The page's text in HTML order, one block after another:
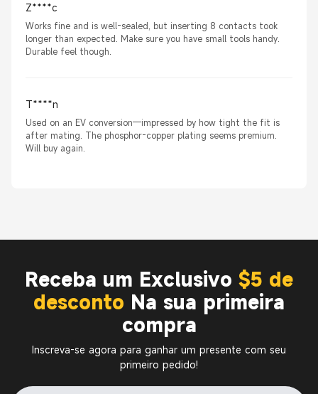
Z****c
Works fine and is well-sealed, but inserting 8 contacts took
longer than expected. Make sure you have small tools handy.
Durable feel though.
T****n
Used on an EV conversion—impressed by how tight the fit is
after mating. The phosphor-copper plating seems premium.
Will buy again.
Receba um Exclusivo $5 de
desconto Na sua primeira
compra
Inscreva-se agora para ganhar um presente com seu
primeiro pedido!